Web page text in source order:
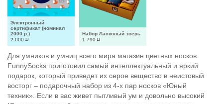
Электронный
сертификат (номинал
2000 р.)
2 000 Р
Набор Ласковый зверь
1 790 Р
Для умников и умниц всего мира магазин цветных носков
FunnySocks приготовил самый интеллектуальный и яркий
подарок, который приведет их серое вещество в неистовый
восторг – подарочный набор из 4-х пар носков «Юный
техник». Если в вас живет пытливый ум и довольно высокий